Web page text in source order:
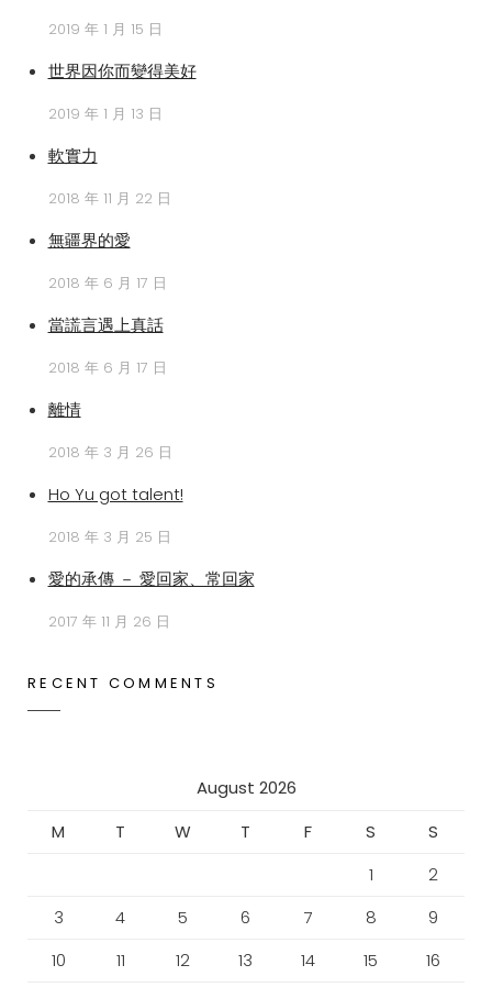
2019 年 1 月 15 日
世界因你而變得美好
2019 年 1 月 13 日
軟實力
2018 年 11 月 22 日
無疆界的愛
2018 年 6 月 17 日
當謊言遇上真話
2018 年 6 月 17 日
離情
2018 年 3 月 26 日
Ho Yu got talent!
2018 年 3 月 25 日
愛的承傳 － 愛回家、常回家
2017 年 11 月 26 日
RECENT COMMENTS
August 2026
M
T W T F S
S
1
2
3
4 5 6 7 8
9
10
11 12 13 14 15 16